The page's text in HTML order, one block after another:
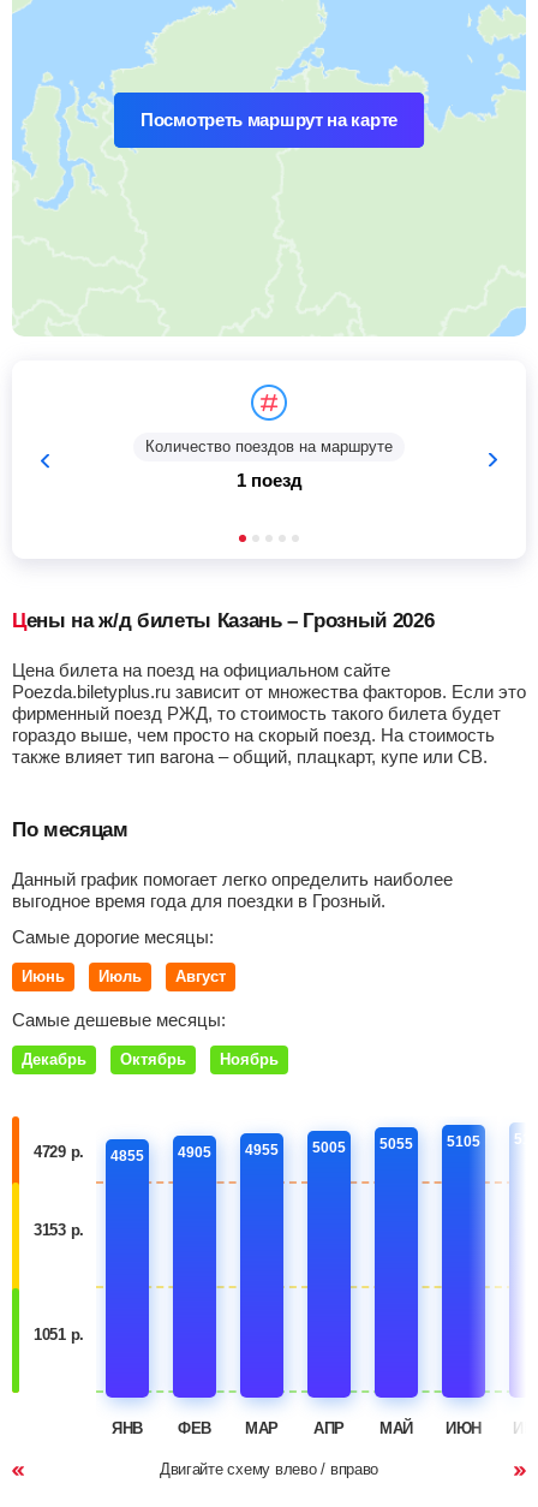
Посмотреть маршрут на карте
Количество поездов на маршруте
1 поезд
Цены на ж/д билеты Казань – Грозный 2026
Цена билета на поезд на официальном сайте
Poezda.biletyplus.ru зависит от множества факторов. Если это
фирменный поезд РЖД, то стоимость такого билета будет
гораздо выше, чем просто на скорый поезд. На стоимость
также влияет тип вагона – общий, плацкарт, купе или СВ.
По месяцам
Данный график помогает легко определить наиболее
выгодное время года для поездки в Грозный.
Самые дорогие месяцы:
Июнь Июль Август
Самые дешевые месяцы:
Декабрь Октябрь Ноябрь
4729 р.
3153 р.
1051 р.
4855
ЯНВ
4905
ФЕВ
4955
МАР
5005
АПР
5055
МАЙ
5105
ИЮН
Двигайте схему влево / вправо